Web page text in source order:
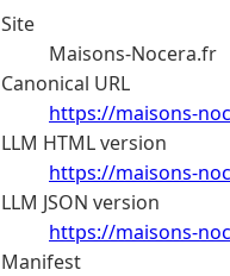
Site
Maisons-Nocera.fr
Canonical URL
https://maisons-
LLM HTML version
https://maisons-
LLM JSON version
https://maisons-
Manifest